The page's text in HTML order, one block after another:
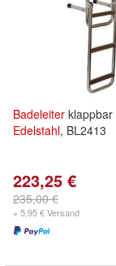
Badeleiter klappbar
Edelstahl, BL2413
223,25 €
235,00 €
+ 5,95 € Versand